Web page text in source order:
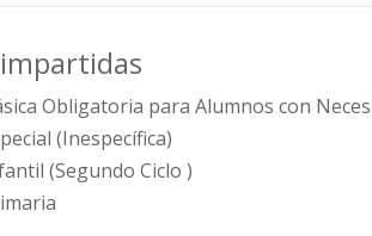
Obligatoria para Alumnos con
(Inespecífica)
(Segundo Ciclo )